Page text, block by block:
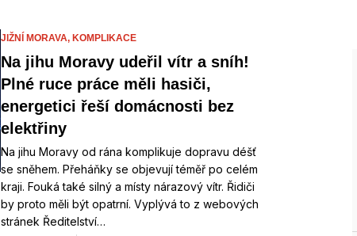
JIŽNÍ MORAVA, KOMPLIKACE
Na jihu Moravy udeřil vítr a sníh!
Plné ruce práce měli hasiči,
energetici řeší domácnosti bez
elektřiny
Na jihu Moravy od rána komplikuje dopravu déšť
se sněhem. Přeháňky se objevují téměř po celém
kraji. Fouká také silný a místy nárazový vítr. Řidiči
by proto měli být opatrní. Vyplývá to z webových
stránek Ředitelství…